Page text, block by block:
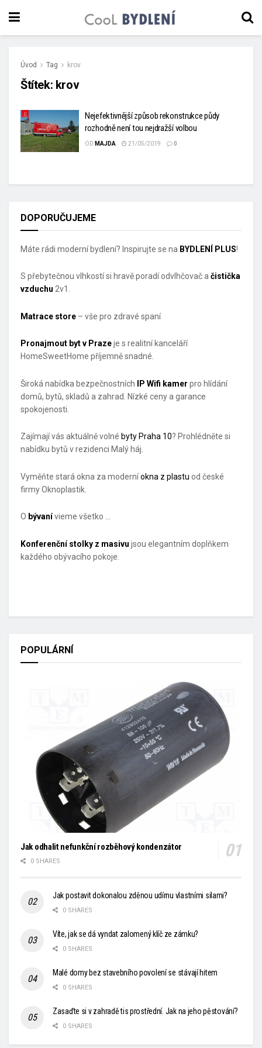
Úvod Tag krov
Štítek: krov
Nejefektivnější způsob rekonstrukce půdy
rozhodně není tou nejdražší volbou
OD MAJDA 21/05/2019 0
DOPORUČUJEME
Máte rádi moderní bydlení? Inspirujte se na BYDLENÍ PLUS!
S přebytečnou vlhkostí si hravě poradí odvlhčovač a čistička
vzduchu 2v1.
Matrace store – vše pro zdravé spaní
Pronajmout byt v Prazeje s realitní kanceláří
HomeSweetHome příjemně snadné.
Široká nabídka bezpečnostních IP Wifi kamer pro hlídání
domů, bytů, skladů a zahrad. Nízké ceny a garance
spokojenosti.
Zajímají vás aktuálně volné byty Praha 10? Prohlédněte si
nabídku bytů v rezidenci Malý háj.
Vyměňte stará okna za moderníokna z plastu od české
firmy Oknoplastik.
O bývanívieme všetko …
Konferenční stolky z masivu jsou elegantním doplňkem
každého obývacího pokoje.
POPULÁRNÍ
Jak odhalit nefunkční rozběhový kondenzátor
0 SHARES
Jak postavit dokonalou zděnou udírnu vlastními silami?
0 SHARES
Víte, jak se dá vyndat zalomený klíč ze zámku?
0 SHARES
Malé domy bez stavebního povolení se stávají hitem
0 SHARES
Zasaďte si v zahradě tis prostřední. Jak na jeho pěstování?
0 SHARES